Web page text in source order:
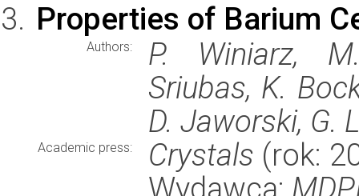
Properties of Barium
Authors:
P. Winiarz,
Sriubas, K.
D. Jaworski, G.
Academic press: Crystals (rok:
Wydawca: